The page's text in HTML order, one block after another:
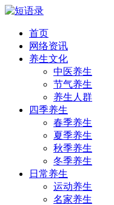
首页
网络资讯
养生文化
中医养生
节气养生
养生人群
四季养生
春季养生
夏季养生
秋季养生
冬季养生
日常养生
运动养生
名家养生